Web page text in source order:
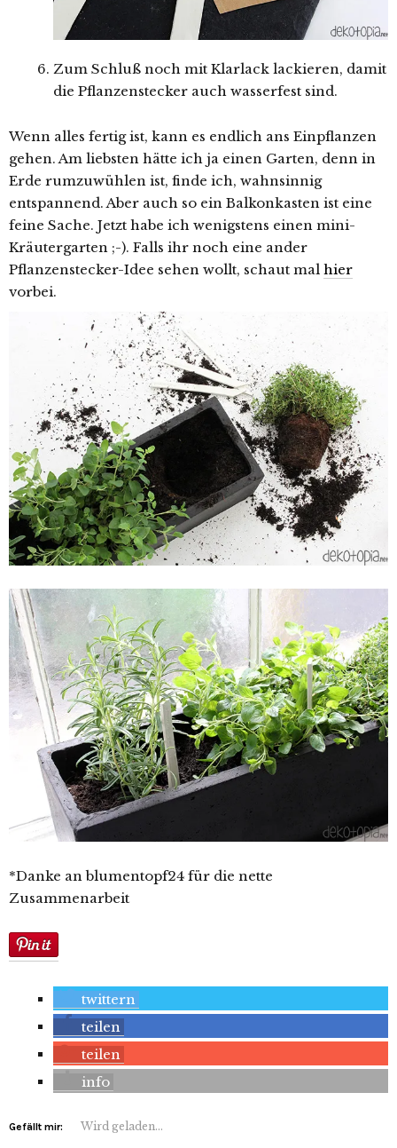
Zum Schluß noch mit Klarlack lackieren, damit
die Pflanzenstecker auch wasserfest sind.
Wenn alles fertig ist, kann es endlich ans Einpflanzen
gehen. Am liebsten hätte ich ja einen Garten, denn in
Erde rumzuwühlen ist, finde ich, wahnsinnig
entspannend. Aber auch so ein Balkonkasten ist eine
feine Sache. Jetzt habe ich wenigstens einen mini-
Kräutergarten ;-). Falls ihr noch eine ander
Pflanzenstecker-Idee sehen wollt, schaut mal hier
vorbei.
*Danke an blumentopf24 für die nette
Zusammenarbeit
twittern
teilen
teilen
info
Gefällt mir: Wird geladen...